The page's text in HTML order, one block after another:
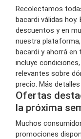
Recolectamos
bacardi válidas
descuentos y en
nuestra
bacardi y ahorrá
incluye
relevantes sobre
precio. Más detalles
Ofertas
la próxima
Muchos
promociones